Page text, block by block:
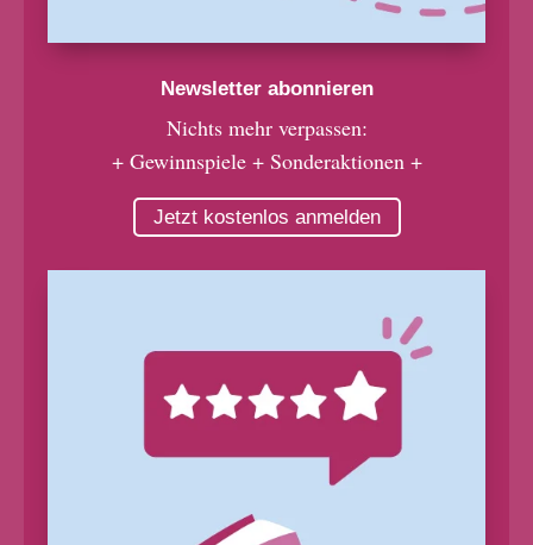
Newsletter abonnieren
Nichts mehr verpassen:
+ Gewinnspiele + Sonderaktionen +
Jetzt kostenlos anmelden